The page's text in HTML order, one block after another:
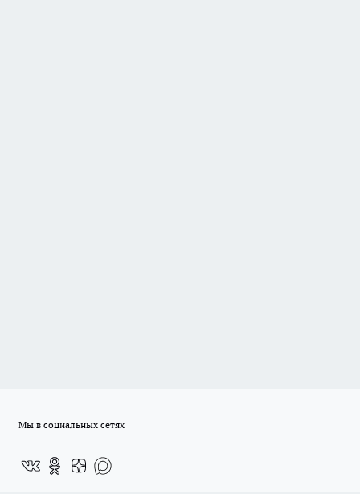
Мы в социальных сетях